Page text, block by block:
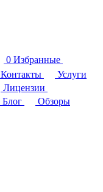
0 Избранные
Контакты
Услуги
Лицензии
Блог Обзоры